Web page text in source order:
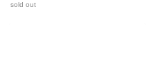
sold out